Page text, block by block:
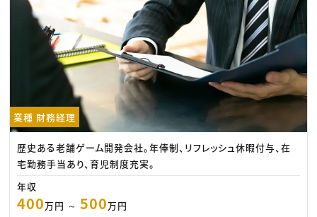
業種 財務経理
歴史ある老舗ゲーム開発会社。年俸制、リフレッシュ休暇付与、在
宅勤務手当あり、育児制度充実。
年収
400万円 ～500万円